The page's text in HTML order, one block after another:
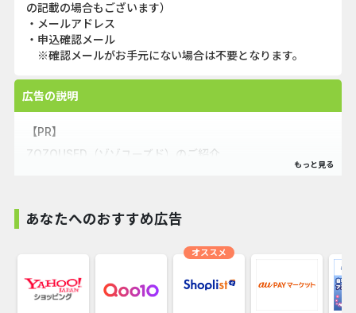
の記載の場合もございます）
・メールアドレス
・申込確認メール
※確認メールがお手元にない場合は不要となります。
広告の説明
【PR】
ZOZOUSED（ゾゾユーズド）のご紹介
ただけます。
あなたへのおすすめ広告
オススメ